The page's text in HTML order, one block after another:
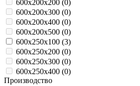
600х200х200 (0)
600х200х300 (0)
600х200х400 (0)
600х200х500 (0)
600х250х100 (3)
600х250х200 (0)
600х250х300 (0)
600х250х400 (0)
Производство